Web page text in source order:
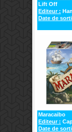
Lift Off
Editeur :
Date de
Maracaibo
Editeur :
Date de